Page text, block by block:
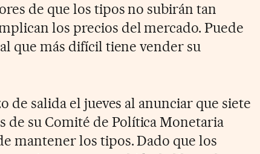
de que los tipos no subirán tan
los precios del mercado. Puede
que más difícil tiene vender su
de salida el jueves al anunciar que siete
de su Comité de Política Monetaria
mantener los tipos. Dado que los